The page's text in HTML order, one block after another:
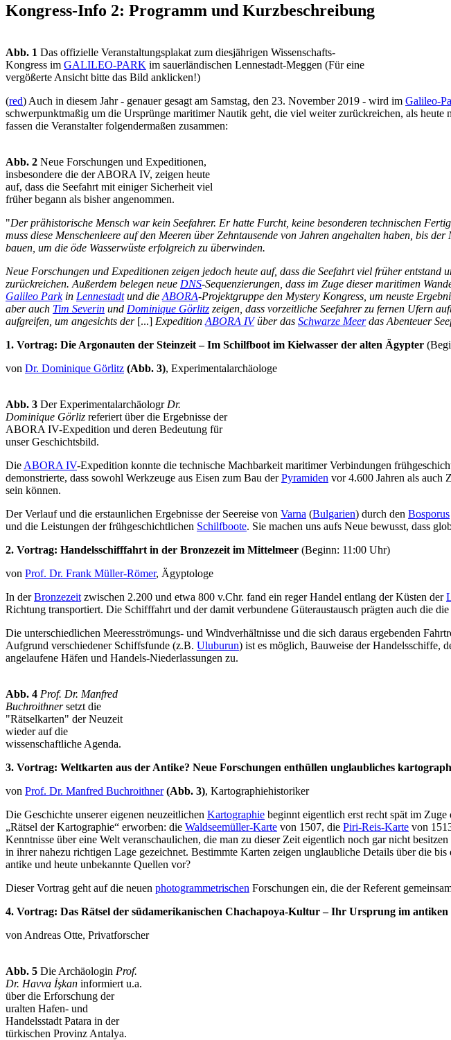
Kongress-Info 2: Programm und Kurzbeschreibung
Abb. 1 Das offizielle Veranstaltungsplakat zum diesjährigen Wissenschafts-
Kongress im GALILEO-PARK im sauerländischen Lennestadt-Meggen (Für eine
vergößerte Ansicht bitte das Bild anklicken!)
(red) Auch in diesem Jahr - genauer gesagt am Samstag, den 23. November 2019 - wird im Galileo-
schwerpunktmaßig um die Ursprünge maritimer Nautik geht, die viel weiter zurückreichen, als
fassen die Veranstalter folgendermaßen zusammen:
Abb. 2 Neue Forschungen und Expeditionen,
insbesondere die der ABORA IV, zeigen heute
auf, dass die Seefahrt mit einiger Sicherheit viel
früher begann als bisher angenommen.
"Der prähistorische Mensch war kein Seefahrer. Er hatte Furcht, keine besonderen technischen
muss diese Menschenleere auf den Meeren über Zehntausende von Jahren angehalten haben, bis
bauen, um die öde Wasserwüste erfolgreich zu überwinden.
Neue Forschungen und Expeditionen zeigen jedoch heute auf, dass die Seefahrt viel früher
zurückreichen. Außerdem belegen neue DNS-Sequenzierungen, dass im Zuge dieser maritimen
Galileo Parkin Lennestadtund die ABORA-Projektgruppe den Mystery Kongress, um neuste
aber auch Tim Severin und Dominique Görlitz zeigen, dass vorzeitliche Seefahrer zu fernen Ufern
aufgreifen, um angesichts der [...] Expedition ABORA IVüber das Schwarze Meerdas Abenteuer
1. Vortrag: Die Argonauten der Steinzeit – Im Schilfboot im Kielwasser der alten Ägypter
von Dr. Dominique Görlitz (Abb. 3), Experimentalarchäologe
Abb. 3 Der Experimentalarchäologr Dr.
Dominique Görliz referiert über die Ergebnisse der
ABORA IV-Expedition und deren Bedeutung für
unser Geschichtsbild.
Die ABORA IV-Expedition konnte die technische Machbarkeit maritimer Verbindungen
demonstrierte, dass sowohl Werkzeuge aus Eisen zum Bau derPyramiden vor 4.600 Jahren als auch
sein können.
Der Verlauf und die erstaunlichen Ergebnisse der Seereise von Varna (Bulgarien) durch den Bosporus
und die Leistungen der frühgeschichtlichen Schilfboote. Sie machen uns aufs Neue bewusst, dass
2. Vortrag: Handelsschifffahrt in der Bronzezeit im Mittelmeer (Beginn: 11:00 Uhr)
von Prof. Dr. Frank Müller-Römer, Ägyptologe
In derBronzezeit zwischen 2.200 und etwa 800 v.Chr. fand ein reger Handel entlang der Küsten der
Richtung transportiert. Die Schifffahrt und der damit verbundene Güteraustausch prägten auch die
Die unterschiedlichen Meeresströmungs- und Windverhältnisse und die sich daraus ergebenden
Aufgrund verschiedener Schiffsfunde (z.B. Uluburun) ist es möglich, Bauweise der Handelsschiffe,
angelaufene Häfen und Handels-Niederlassungen zu.
Abb. 4 Prof. Dr. Manfred
Buchroithnersetzt die
"Rätselkarten" der Neuzeit
wieder auf die
wissenschaftliche Agenda.
3. Vortrag: Weltkarten aus der Antike? Neue Forschungen enthüllen unglaubliches
von Prof. Dr. Manfred Buchroithner (Abb. 3), Kartographiehistoriker
Die Geschichte unserer eigenen neuzeitlichen Kartographie beginnt eigentlich erst recht spät im
„Rätsel der Kartographie“ erworben: die Waldseemüller-Karte von 1507, die Piri-Reis-Karte von
Kenntnisse über eine Welt veranschaulichen, die man zu dieser Zeit eigentlich noch gar nicht
in ihrer nahezu richtigen Lage gezeichnet. Bestimmte Karten zeigen unglaubliche Details über die bis
antike und heute unbekannte Quellen vor?
Dieser Vortrag geht auf die neuen photogrammetrischen Forschungen ein, die der Referent
4. Vortrag: Das Rätsel der südamerikanischen Chachapoya-Kultur – Ihr Ursprung im antiken
von Andreas Otte, Privatforscher
Abb. 5 Die Archäologin Prof.
Dr. Havva İşkan informiert u.a.
über die Erforschung der
uralten Hafen- und
Handelsstadt Patara in der
türkischen Provinz Antalya.